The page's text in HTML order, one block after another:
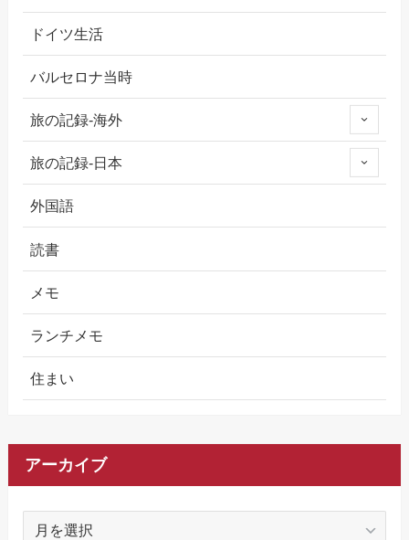
ドイツ生活
バルセロナ当時
旅の記録-海外
旅の記録-日本
外国語
読書
メモ
ランチメモ
住まい
アーカイブ